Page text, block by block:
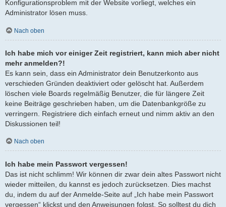
Konfigurationsproblem mit der Website vorliegt, welches ein
Administrator lösen muss.
Nach oben
Ich habe mich vor einiger Zeit registriert, kann mich aber nicht
mehr anmelden?!
Es kann sein, dass ein Administrator dein Benutzerkonto aus
verschieden Gründen deaktiviert oder gelöscht hat. Außerdem
löschen viele Boards regelmäßig Benutzer, die für längere Zeit
keine Beiträge geschrieben haben, um die Datenbankgröße zu
verringern. Registriere dich einfach erneut und nimm aktiv an den
Diskussionen teil!
Nach oben
Ich habe mein Passwort vergessen!
Das ist nicht schlimm! Wir können dir zwar dein altes Passwort nicht
wieder mitteilen, du kannst es jedoch zurücksetzen. Dies machst
du, indem du auf der Anmelde-Seite auf „Ich habe mein Passwort
vergessen“ klickst und den Anweisungen folgst. So solltest du dich